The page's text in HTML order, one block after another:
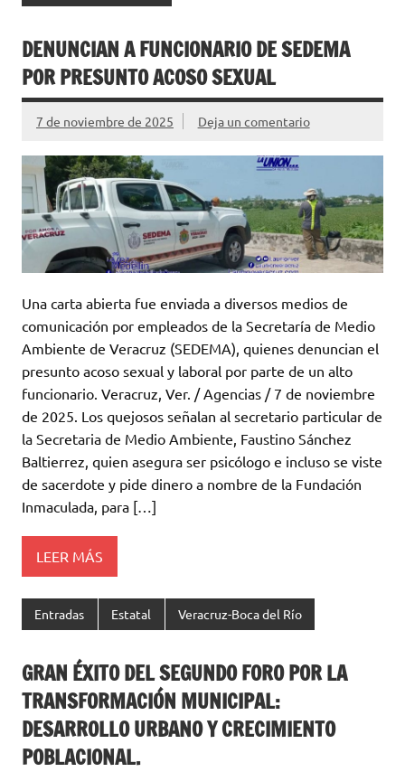
DENUNCIAN A FUNCIONARIO DE SEDEMA
POR PRESUNTO ACOSO SEXUAL
7 de noviembre de 2025 Deja un comentario
Una carta abierta fue enviada a diversos medios de
comunicación por empleados de la Secretaría de Medio
Ambiente de Veracruz (SEDEMA), quienes denuncian el
presunto acoso sexual y laboral por parte de un alto
funcionario. Veracruz, Ver. / Agencias / 7 de noviembre
de 2025. Los quejosos señalan al secretario particular de
la Secretaria de Medio Ambiente, Faustino Sánchez
Baltierrez, quien asegura ser psicólogo e incluso se viste
de sacerdote y pide dinero a nombre de la Fundación
Inmaculada, para […]
LEER MÁS
Entradas Estatal Veracruz-Boca del Río
GRAN ÉXITO DEL SEGUNDO FORO POR LA
TRANSFORMACIÓN MUNICIPAL:
DESARROLLO URBANO Y CRECIMIENTO
POBLACIONAL.